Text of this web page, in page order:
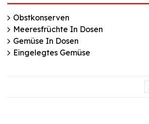
Obstkonserven
Meeresfrüchte In Dosen
Gemüse In Dosen
Eingelegtes Gemüse